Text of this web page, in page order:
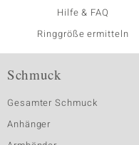
Hilfe & FAQ
Ringgröße ermitteln
Schmuck
Gesamter Schmuck
Anhänger